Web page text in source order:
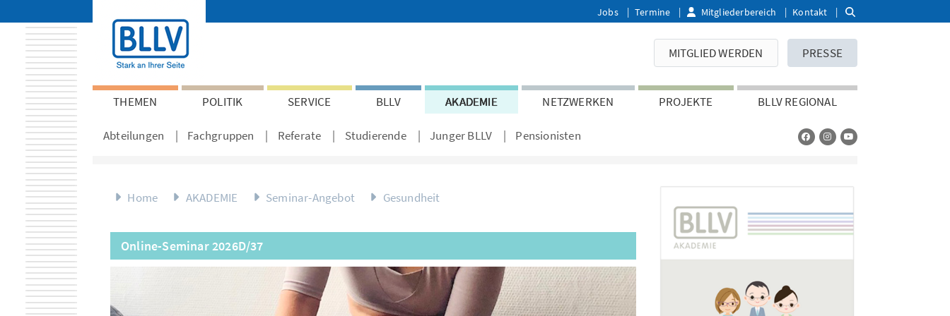
Jobs Termine Mitgliederbereich Kontakt
MITGLIED WERDEN PRESSE
THEMEN POLITIK SERVICE BLLV AKADEMIE NETZWERKEN PROJEKTE BLLV REGIONAL
Abteilungen Fachgruppen Referate Studierende Junger BLLV Pensionisten
Home AKADEMIE Seminar-Angebot Gesundheit
Online-Seminar 2026D/37